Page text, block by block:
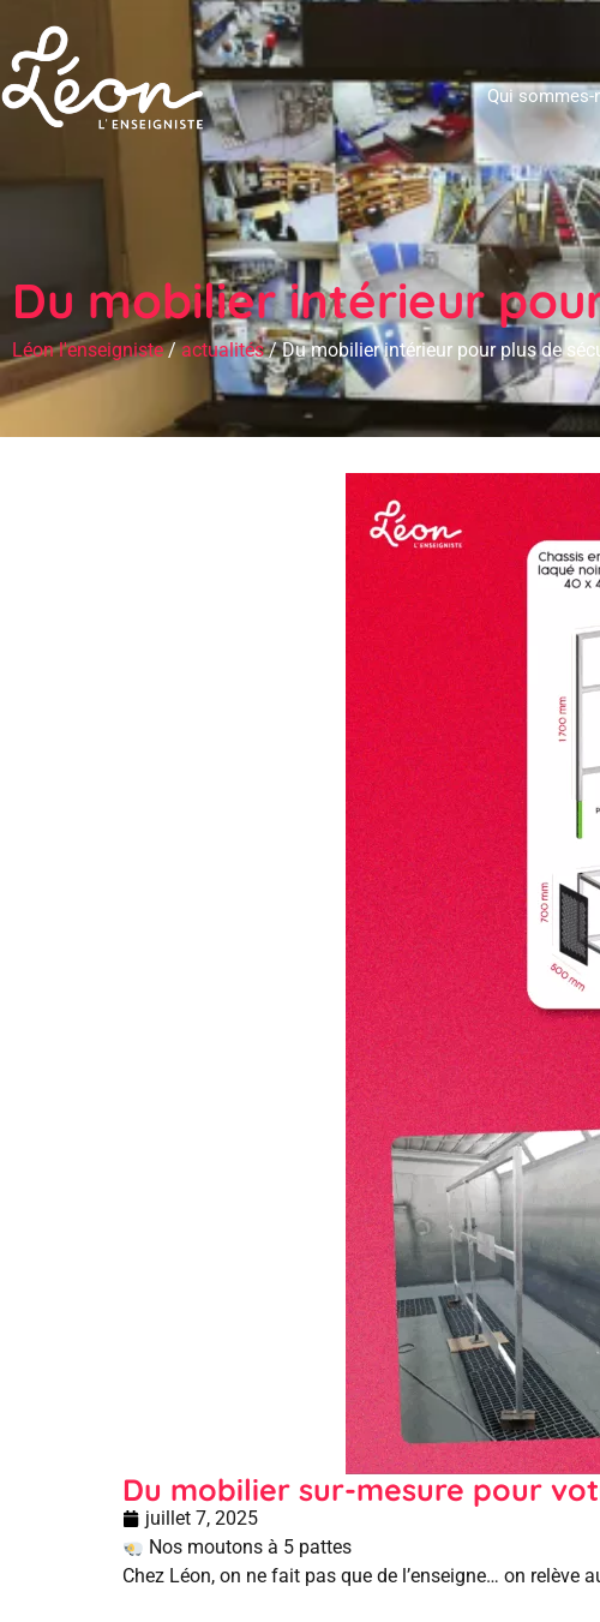
Qui sommes-
Du mobilier intérieur
Léon l'enseigniste/actualités/Du mobilier intérieur pour plus de
Du mobilier sur-mesure pour
juillet 7, 2025
Nos moutons à 5 pattes
Chez Léon, on ne fait pas que de l’enseigne… on relève